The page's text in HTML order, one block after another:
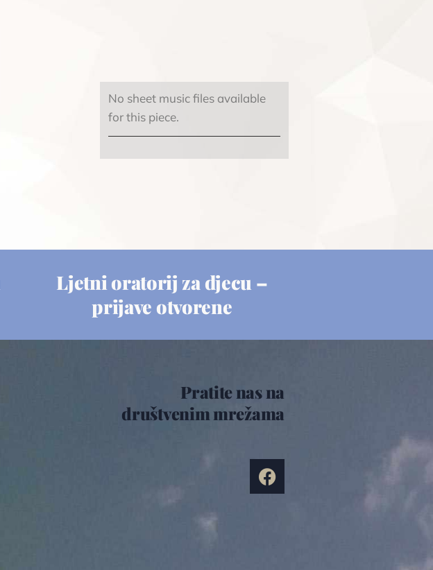
No sheet music files available
for this piece.
Ljetni oratorij za djecu –
prijave otvorene
Pratite nas na
društvenim mrežama